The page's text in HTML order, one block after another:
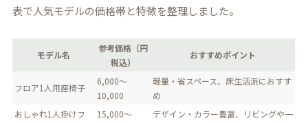
表で人気モデルの価格帯と特徴を整理しました。
モデル名
参考価格（円
税込）
おすすめポイント
フロア1人用座椅子
6,000〜
10,000
軽量・省スペース、床生活派におすす
め
おしゃれ1人掛けフ
15,000〜
デザイン・カラー豊富、リビングや一